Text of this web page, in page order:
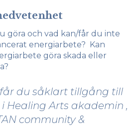
göra och vad kan/får du inte
energiarbete? Kan
göra skada eller
du såklart tillgång till
Healing Arts akademin ,
community &